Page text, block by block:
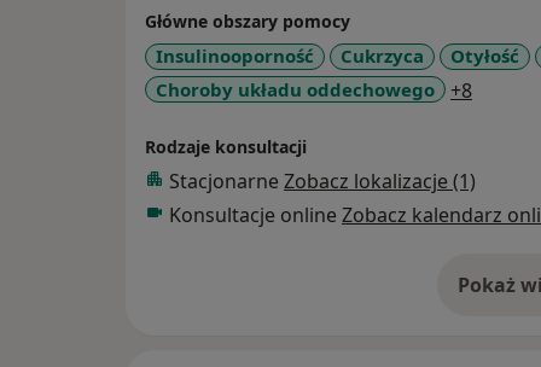
Główne obszary pomocy
Insulinooporność Cukrzyca Otyłość
Choroby układu oddechowego
+8
Rodzaje konsultacji
Stacjonarne Zobacz lokalizacje (1)
Konsultacje online Zobacz kalendarz
Pokażo